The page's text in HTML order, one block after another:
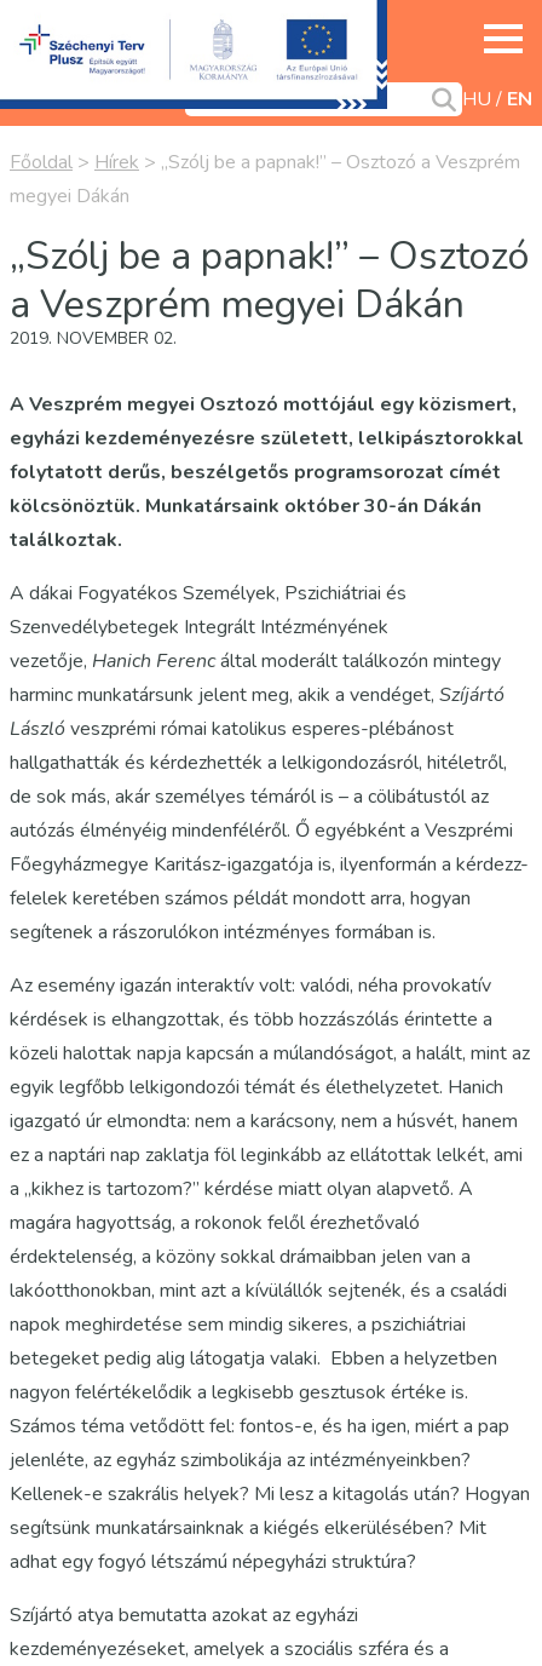
HU EN
Főoldal > Hírek > „Szólj be a papnak!” – Osztozó a Veszprém
megyei Dákán
„Szólj be a papnak!” – Osztozó
a Veszprém megyei Dákán
2019. NOVEMBER 02.
A Veszprém megyei Osztozó mottójául egy közismert,
egyházi kezdeményezésre született, lelkipásztorokkal
folytatott derűs, beszélgetős programsorozat címét
kölcsönöztük. Munkatársaink október 30-án Dákán
találkoztak.
A dákai Fogyatékos Személyek, Pszichiátriai és
Szenvedélybetegek Integrált Intézményének
vezetője, Hanich Ferencáltal moderálttalálkozón mintegy
harminc munkatársunk jelent meg, akik a vendéget, Szíjártó
Lászlóveszprémi római katolikus esperes-plébánost
hallgathatták és kérdezhették a lelkigondozásról, hitéletről,
de sok más, akár személyes témáról is – a cölibátustól az
autózás élményéig mindenféléről. Ő egyébként a Veszprémi
Főegyházmegye Karitász-igazgatója is, ilyenformán a kérdezz-
felelek keretében számos példát mondott arra, hogyan
segítenek a rászorulókon intézményes formában is.
Az esemény igazán interaktív volt: valódi, néha provokatív
kérdések is elhangzottak, és több hozzászólás érintette a
közeli halottak napja kapcsán a múlandóságot, a halált, mint az
egyik legfőbb lelkigondozói témát és élethelyzetet. Hanich
igazgató úr elmondta: nem a karácsony, nem a húsvét, hanem
ez a naptári nap zaklatja föl leginkább az ellátottak lelkét, ami
a „kikhez is tartozom?” kérdése miatt olyan alapvető. A
magára hagyottság, a rokonok felől érezhetővaló
érdektelenség, a közöny sokkal drámaibban jelen van a
lakóotthonokban, mint azt a kívülállók sejtenék, és a családi
napok meghirdetése sem mindig sikeres, a pszichiátriai
betegeket pedig alig látogatja valaki. Ebben a helyzetben
nagyon felértékelődik a legkisebb gesztusok értéke is.
Számos téma vetődött fel: fontos-e, és ha igen, miért a pap
jelenléte, az egyház szimbolikája az intézményeinkben?
Kellenek-e szakrális helyek? Mi lesz a kitagolás után? Hogyan
segítsünk munkatársainknak a kiégés elkerülésében? Mit
adhat egy fogyó létszámú népegyházi struktúra?
Szíjártó atya bemutatta azokat az egyházi
kezdeményezéseket, amelyek a szociális szféra és a